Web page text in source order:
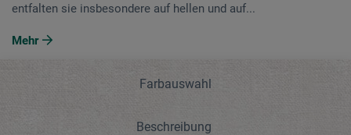
entfalten sie insbesondere auf hellen und auf...
Mehr
Farbauswahl
Beschreibung